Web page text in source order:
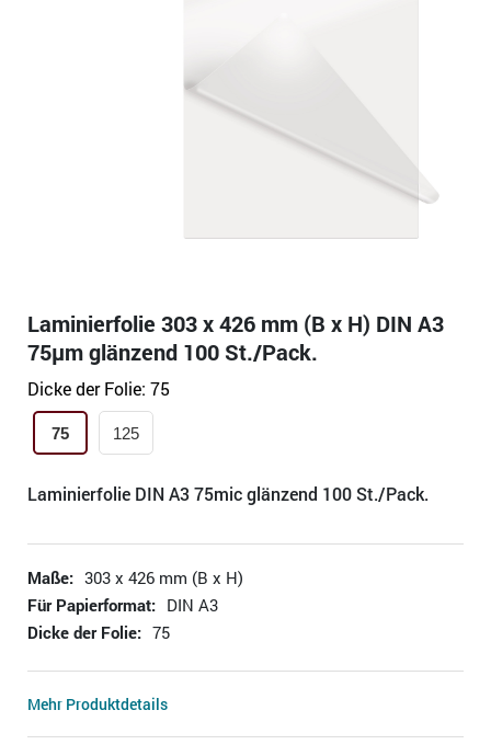
Laminierfolie 303 x 426 mm (B x H) DIN A3
75µm glänzend 100 St./Pack.
Dicke der Folie: 75
75 125
Laminierfolie DIN A3 75mic glänzend 100 St./Pack.
Maße: 303 x 426 mm (B x H)
Für Papierformat: DIN A3
Dicke der Folie: 75
Mehr Produktdetails